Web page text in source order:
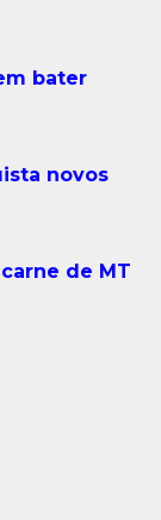
bater
novos
de MT